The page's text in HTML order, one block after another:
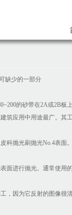
缺少的一部分
的砂带在2A或2B板
应用中用途最广。其
抛光刷抛光No.4表面
进行抛光。通常使用
因为它反射的图像很